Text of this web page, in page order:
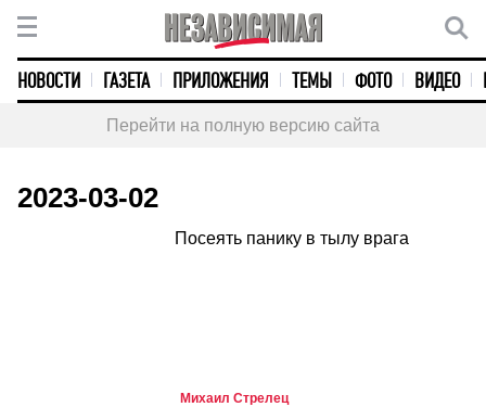
НОВОСТИ ГАЗЕТА ПРИЛОЖЕНИЯ ТЕМЫ ФОТО ВИДЕО
Перейти на полную версию сайта
2023-03-02
Посеять панику в тылу врага
Михаил Стрелец